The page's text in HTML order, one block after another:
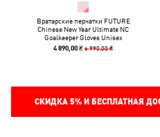
Вратарские перчатки FUTURE
Chinese New Year Ultimate NC
Goalkeeper Gloves Unisex
4 890,00 ₴6 990,00 ₴
СКИДКА 5%И БЕСПЛАТНАЯ